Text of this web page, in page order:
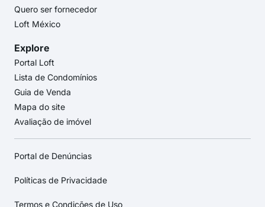
Quero ser fornecedor
Loft México
Explore
Portal Loft
Lista de Condomínios
Guia de Venda
Mapa do site
Avaliação de imóvel
Portal de Denúncias
Políticas de Privacidade
Termos e Condições de Uso